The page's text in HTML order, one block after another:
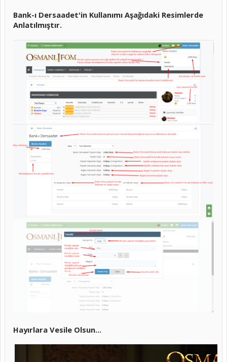
Bank-ı Dersaadet'in Kullanımı Aşağıdaki Resimlerde
Anlatılmıştır.
Hayırlara Vesile Olsun...